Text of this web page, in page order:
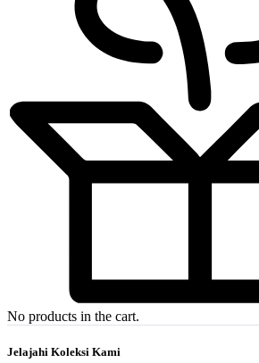
No products in the cart.
Jelajahi Koleksi Kami